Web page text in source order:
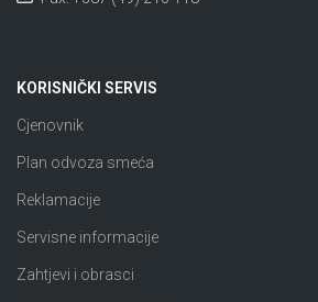
KORISNIČKI SERVIS
Cjenovnik
Plan odvoza smeća
Reklamacije
Servisne informacije
Zahtjevi i obrasci